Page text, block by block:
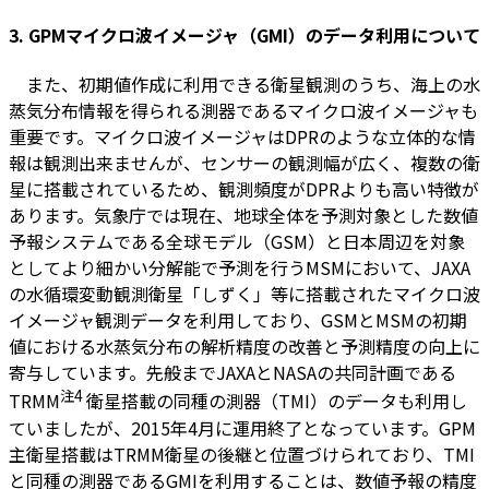
3. GPMマイクロ波イメージャ（GMI）のデータ利用について
また、初期値作成に利用できる衛星観測のうち、海上の水
蒸気分布情報を得られる測器であるマイクロ波イメージャも
重要です。マイクロ波イメージャはDPRのような立体的な情
報は観測出来ませんが、センサーの観測幅が広く、複数の衛
星に搭載されているため、観測頻度がDPRよりも高い特徴が
あります。気象庁では現在、地球全体を予測対象とした数値
予報システムである全球モデル（GSM）と日本周辺を対象
としてより細かい分解能で予測を行うMSMにおいて、JAXA
の水循環変動観測衛星「しずく」等に搭載されたマイクロ波
イメージャ観測データを利用しており、GSMとMSMの初期
値における水蒸気分布の解析精度の改善と予測精度の向上に
寄与しています。先般までJAXAとNASAの共同計画である
TRMM注4衛星搭載の同種の測器（TMI）のデータも利用し
ていましたが、2015年4月に運用終了となっています。GPM
主衛星搭載はTRMM衛星の後継と位置づけられており、TMI
と同種の測器であるGMIを利用することは、数値予報の精度